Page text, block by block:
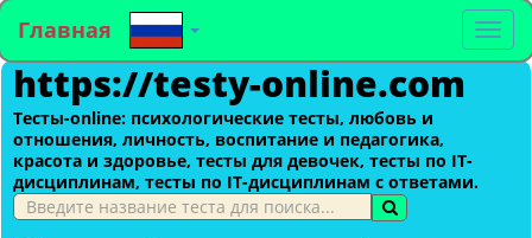
Главная
https://testy-online.com
Тесты-оnline: психологические тесты, любовь и
отношения, личность, воспитание и педагогика,
красота и здоровье, тесты для девочек, тесты по IT-
дисциплинам, тесты по IT-дисциплинам с ответами.